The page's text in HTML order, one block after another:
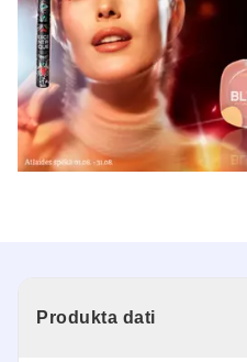
Produkta dati